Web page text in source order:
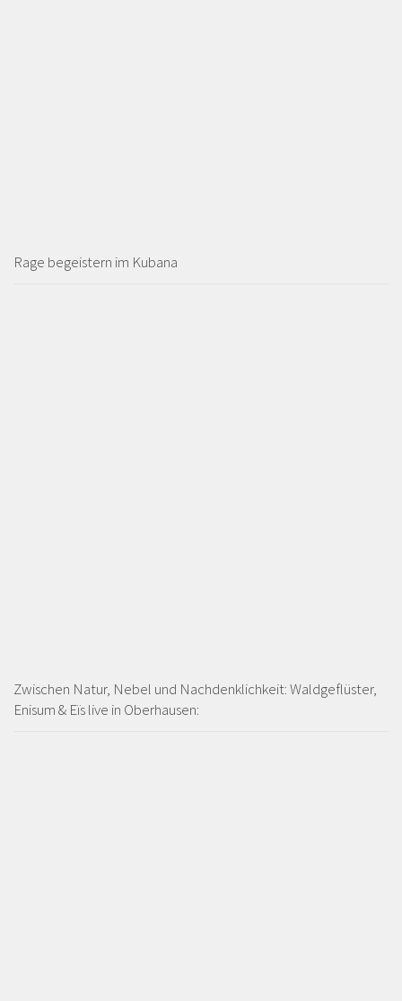
Rage begeistern im Kubana
Zwischen Natur, Nebel und Nachdenklichkeit: Waldgeflüster,
Enisum & Eïs live in Oberhausen: